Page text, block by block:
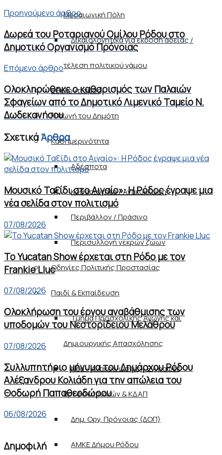
Μεσαιωνική Πόλη
Δικαιολογητικά για εκδοσή άδειας /
τέλεση πολιτικού γάμου
Εθελοντισμός
Η Φωνή του Δημότη
Καθημερινότητα
Αδέσποτα
Καθαριότητα / Ανακύκλωση
Περιβάλλον / Πράσινο
Περισυλλογή νεκρών ζώων
Οδηγίες Πολιτικής Προστασίας
Παιδί & Εκπαίδευση
Τμήμα Προσχολικής Αγωγής και
Δημιουργικής Απασχόλησης
Νέα – Ανακοινώσεις – Εγγραφές
Βρεφονηπιακών & ΚΔΑΠ
Δημ. Οργ. Πρόνοιας (ΔΟΠ)
ΑΜΚΕ Δήμου Ρόδου
Προηγούμενο άρθρο
Δωρεά του Ροταριανού Ομίλου Ρόδου στο
Δημοτικό Οργανισμό Πρόνοιας
Επόμενο άρθρο
Ολοκληρώθηκε ο καθαρισμός των Παλαιών
Σφαγείων από το Δημοτικό Λιμενικό Ταμείο Ν.
Δωδεκανήσου
ΣχετικάΆρθρα
Μουσικό Ταξίδι στο Αιγαίο»: Η Ρόδος έγραψε μια
νέα σελίδα στον πολιτισμό
07/08/2026
Το Yucatan Show έρχεται στη Ρόδο με τον
Frankie Lluc
07/08/2026
Ολοκλήρωση του έργου αναβάθμισης των
υποδομών του Νεστορίδειου Μελάθρου
07/08/2026
Συλλυπητήριο μήνυμα του Δημάρχου Ρόδου
Αλέξανδρου Κολιάδη για την απώλεια του
Θοδωρή Παπαθεοδώρου
06/08/2026
Δημοφιλή